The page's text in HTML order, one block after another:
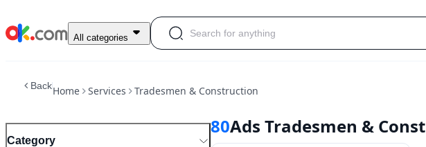
All categories
BackHome Services Tradesmen & Construction
Category
80Ads Tradesmen &